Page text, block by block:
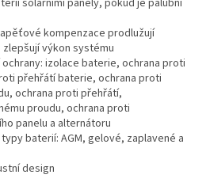
solárními panely, pokud je palubní
kompenzace prodlužují
výkon systému
izolace baterie, ochrana proti
přehřátí baterie, ochrana proti
ochrana proti přehřátí,
proudu, ochrana proti
panelu a alternátoru
baterií: AGM, gelové, zaplavené a
design